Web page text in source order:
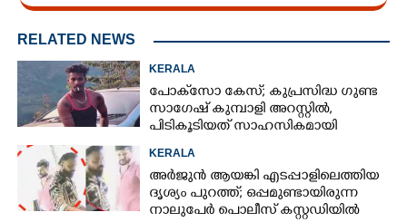
RELATED NEWS
KERALA
പോക്‌സോ കേസ്; കുപ്രസിദ്ധ ഗുണ്ട
സാഗേഷ് കുമ്പാളി അറസ്റ്റിൽ,
പിടികൂടിയത് സാഹസികമായി
KERALA
അർജുൻ ആയങ്കി എടപ്പാളിലെത്തിയ
ദൃശ്യം പുറത്ത്; ഒപ്പമുണ്ടായിരുന്ന
നാലുപേർ പൊലീസ് കസ്റ്റഡിയിൽ